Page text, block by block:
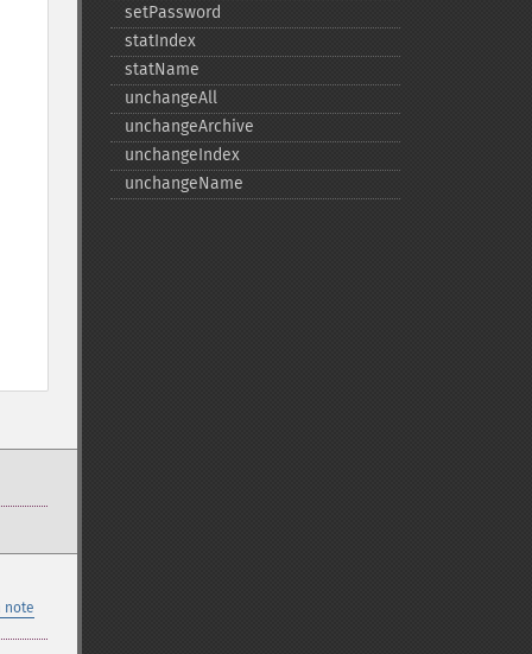
note
setPassword
statIndex
statName
unchangeAll
unchangeArchive
unchangeIndex
unchangeName